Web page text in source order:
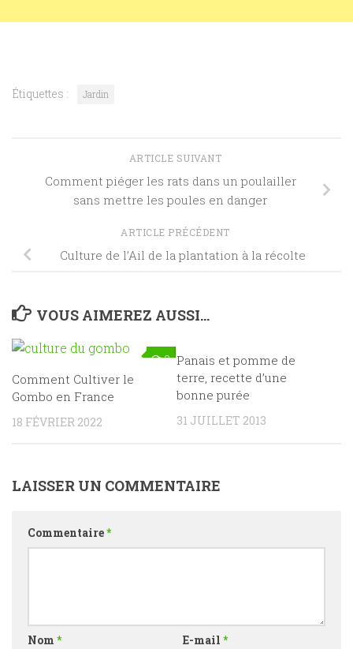
Étiquettes : Jardin
ARTICLE SUIVANT
Comment piéger les rats dans un poulailler
sans mettre les poules en danger
ARTICLE PRÉCÉDENT
Culture de l’Ail de la plantation à la récolte
VOUS AIMEREZ AUSSI...
0
Comment Cultiver le
Gombo en France
18 FÉVRIER 2022
Panais et pomme de
terre, recette d’une
bonne purée
31 JUILLET 2013
LAISSER UN COMMENTAIRE
Commentaire*
Nom * E-mail *